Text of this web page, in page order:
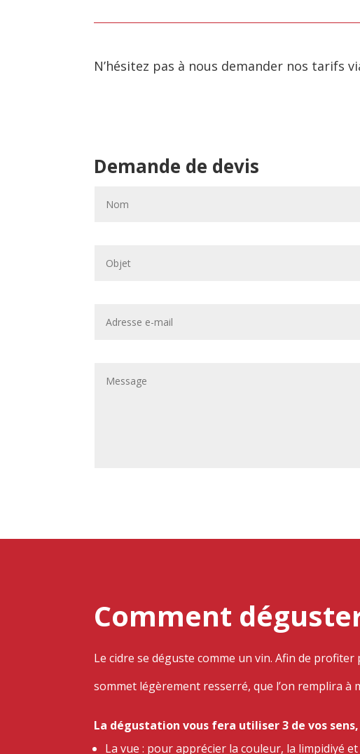
N’hésitez pas à nous demander nos tarifs
Demande de devis
Comment
Le cidre se déguste comme un vin. Afin de
sommet légèrement resserré, que l’on remplira à
La dégustation vous fera utiliser 3 de vos
La vue : pour apprécier la couleur, la limpidiyé et